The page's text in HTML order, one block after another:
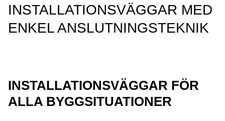
INSTALLATIONSVÄGGAR MED
ENKEL ANSLUTNINGSTEKNIK
INSTALLATIONSVÄGGAR FÖR
ALLA BYGGSITUATIONER